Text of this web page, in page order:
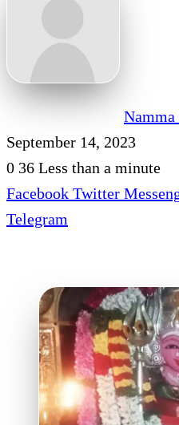
September 14, 2023
0 36 Less than a minute
Facebook Twitter
Telegram